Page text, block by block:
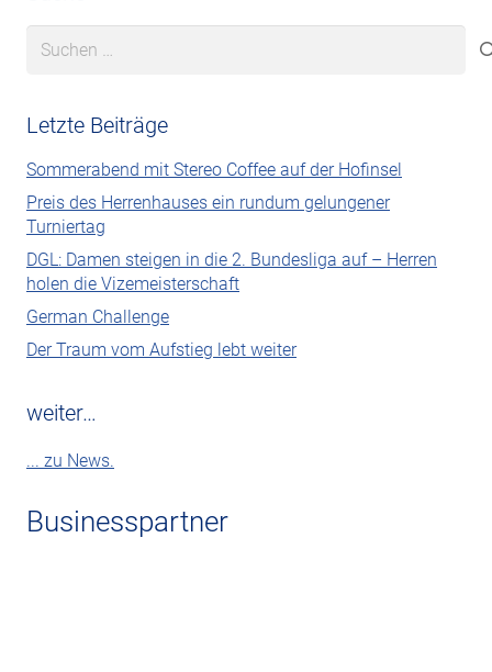
Suchen
Letzte Beiträge
Sommerabend mit Stereo Coffee auf der Hofinsel
Preis des Herrenhauses ein rundum gelungener
Turniertag
DGL: Damen steigen in die 2. Bundesliga auf – Herren
holen die Vizemeisterschaft
German Challenge
Der Traum vom Aufstieg lebt weiter
weiter…
... zu News.
Businesspartner